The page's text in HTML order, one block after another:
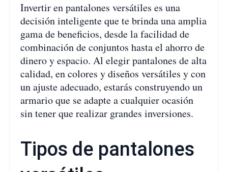
Invertir en pantalones versátiles es una
decisión inteligente que te brinda una amplia
gama de beneficios, desde la facilidad de
combinación de conjuntos hasta el ahorro de
dinero y espacio. Al elegir pantalones de alta
calidad, en colores y diseños versátiles y con
un ajuste adecuado, estarás construyendo un
armario que se adapte a cualquier ocasión
sin tener que realizar grandes inversiones.
Tipos de pantalones